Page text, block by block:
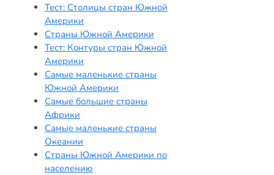
Тест: Столицы стран Южной
Америки
Страны Южной Америки
Тест: Контуры стран Южной
Америки
Самые маленькие страны
Южной Америки
Самые большие страны
Африки
Самые маленькие страны
Океании
Страны Южной Америки по
населению